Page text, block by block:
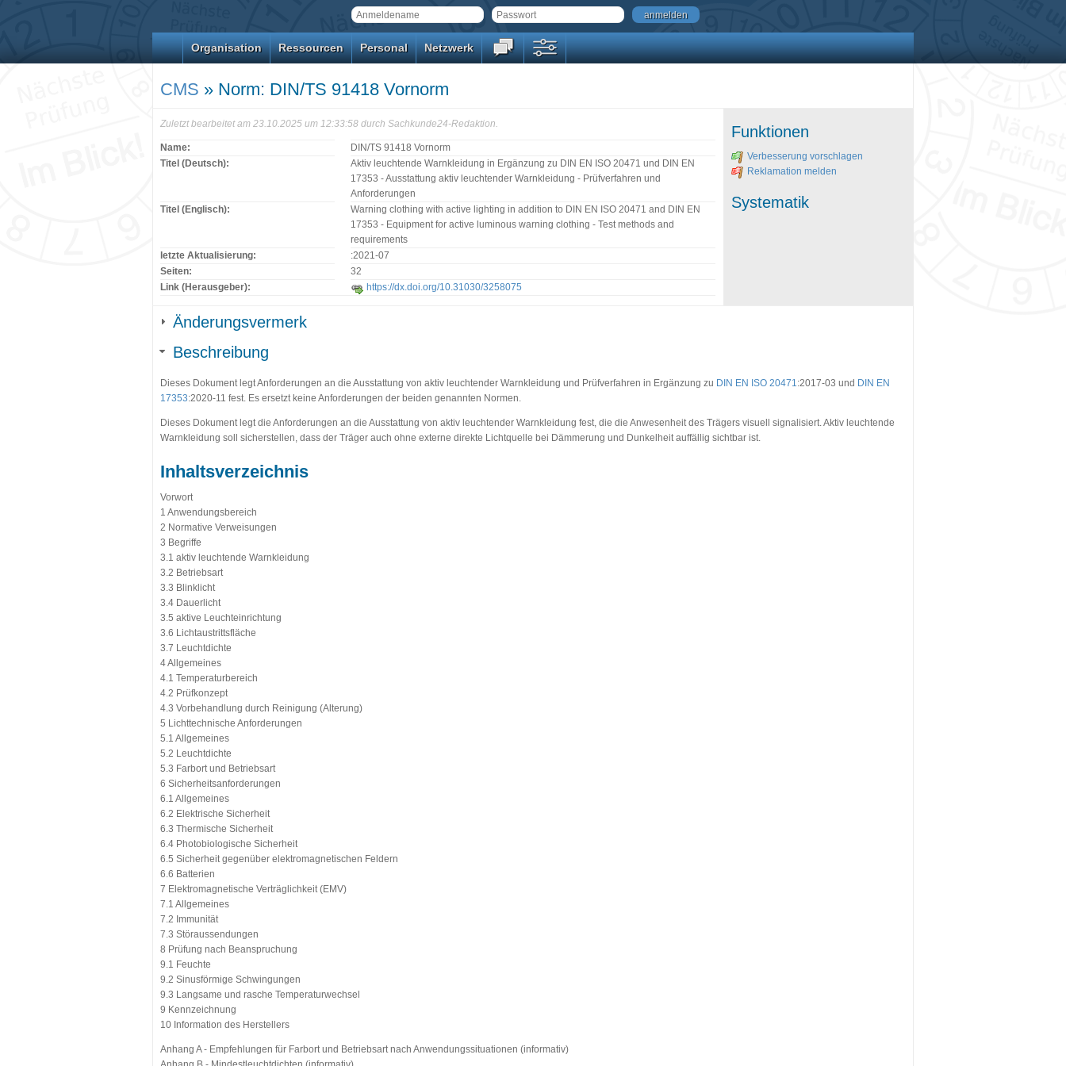
anmelden
Organisation Ressourcen Personal Netzwerk
CMS » Norm: DIN/TS 91418 Vornorm
Zuletzt bearbeitet am 23.10.2025 um 12:33:58 durch Sachkunde24-Redaktion.
Name:
DIN/TS 91418 Vornorm
Titel (Deutsch):
Aktiv leuchtende Warnkleidung in Ergänzung zu DIN EN ISO 20471 und DIN EN
17353 - Ausstattung aktiv leuchtender Warnkleidung - Prüfverfahren und
Anforderungen
Titel (Englisch):
Warning clothing with active lighting in addition to DIN EN ISO 20471 and DIN EN
17353 - Equipment for active luminous warning clothing - Test methods and
requirements
letzte Aktualisierung:
:2021-07
Seiten:
32
Link (Herausgeber):
https://dx.doi.org/10.31030/3258075
Funktionen
Verbesserung vorschlagen
Reklamation melden
Systematik
Änderungsvermerk
Beschreibung
Dieses Dokument legt Anforderungen an die Ausstattung von aktiv leuchtender Warnkleidung und Prüfverfahren in Ergänzung zu DIN EN ISO 20471:2017-03 und DIN EN
17353:2020-11 fest. Es ersetzt keine Anforderungen der beiden genannten Normen.
Dieses Dokument legt die Anforderungen an die Ausstattung von aktiv leuchtender Warnkleidung fest, die die Anwesenheit des Trägers visuell signalisiert. Aktiv leuchtende
Warnkleidung soll sicherstellen, dass der Träger auch ohne externe direkte Lichtquelle bei Dämmerung und Dunkelheit auffällig sichtbar ist.
Inhaltsverzeichnis
Vorwort
1 Anwendungsbereich
2 Normative Verweisungen
3 Begriffe
3.1 aktiv leuchtende Warnkleidung
3.2 Betriebsart
3.3 Blinklicht
3.4 Dauerlicht
3.5 aktive Leuchteinrichtung
3.6 Lichtaustrittsfläche
3.7 Leuchtdichte
4 Allgemeines
4.1 Temperaturbereich
4.2 Prüfkonzept
4.3 Vorbehandlung durch Reinigung (Alterung)
5 Lichttechnische Anforderungen
5.1 Allgemeines
5.2 Leuchtdichte
5.3 Farbort und Betriebsart
6 Sicherheitsanforderungen
6.1 Allgemeines
6.2 Elektrische Sicherheit
6.3 Thermische Sicherheit
6.4 Photobiologische Sicherheit
6.5 Sicherheit gegenüber elektromagnetischen Feldern
6.6 Batterien
7 Elektromagnetische Verträglichkeit (EMV)
7.1 Allgemeines
7.2 Immunität
7.3 Störaussendungen
8 Prüfung nach Beanspruchung
9.1 Feuchte
9.2 Sinusförmige Schwingungen
9.3 Langsame und rasche Temperaturwechsel
9 Kennzeichnung
10 Information des Herstellers
Anhang A - Empfehlungen für Farbort und Betriebsart nach Anwendungssituationen (informativ)